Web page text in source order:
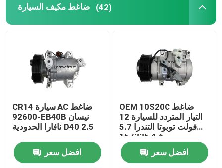
ضاغط مكيف السيارة (42)
CR14 سيارة AC ضاغط
92600-EB40B نيسان
نافارا الحدودية D40 2.5
افضل سعر
OEM 10S20C ضاغط
التيار المتردد للسيارة 12
فولت تويوتا التندرا 5.7
4.6 157325
افضل سعر